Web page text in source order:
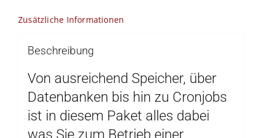
Zusätzliche Informationen
Beschreibung
Von ausreichend Speicher, über
Datenbanken bis hin zu Cronjobs
ist in diesem Paket alles dabei
was Sie zum Betrieb einer